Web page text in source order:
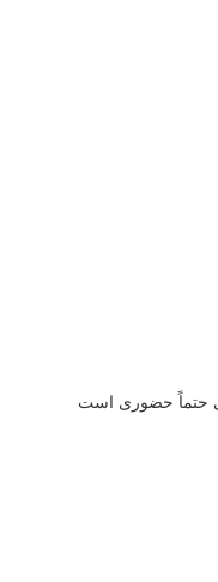
حتماً حضوری است